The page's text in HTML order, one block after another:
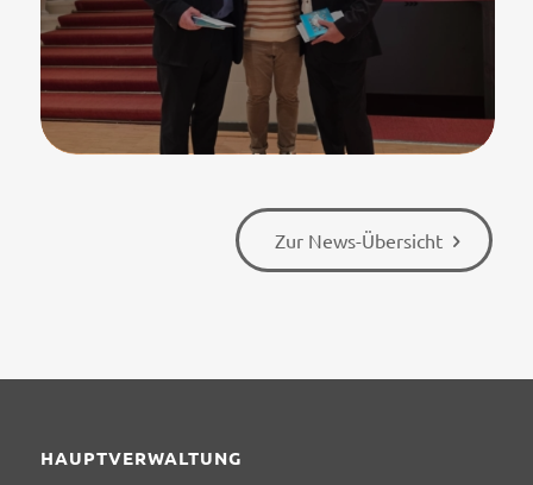
Zur News-Übersicht
HAUPTVERWALTUNG